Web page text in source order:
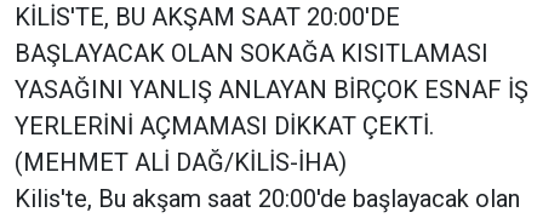
KİLİS'TE, BU AKŞAM SAAT 20:00'DE
BAŞLAYACAK OLAN SOKAĞA KISITLAMASI
YASAĞINI YANLIŞ ANLAYAN BİRÇOK ESNAF İŞ
YERLERİNİ AÇMAMASI DİKKAT ÇEKTİ.
(MEHMET ALİ DAĞ/KİLİS-İHA)
Kilis'te, Bu akşam saat 20:00'de başlayacak olan